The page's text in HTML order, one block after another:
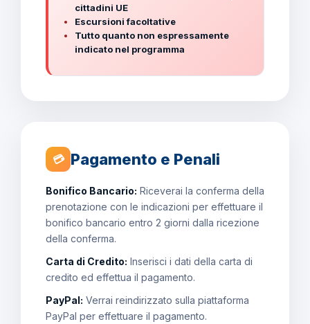
cittadini UE
Escursioni facoltative
Tutto quanto non espressamente
indicato nel programma
💳 Pagamento e Penali
Bonifico Bancario: Riceverai la conferma della
prenotazione con le indicazioni per effettuare il
bonifico bancario entro 2 giorni dalla ricezione
della conferma.
Carta di Credito: Inserisci i dati della carta di
credito ed effettua il pagamento.
PayPal: Verrai reindirizzato sulla piattaforma
PayPal per effettuare il pagamento.